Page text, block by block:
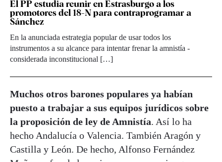
El PP estudia reunir en Estrasburgo a los
promotores del 18-N para contraprogramar a
Sánchez
En la anunciada estrategia popular de usar todos los
instrumentos a su alcance para intentar frenar la amnistía -
considerada inconstitucional […]
Muchos otros barones populares ya habían
puesto a trabajar a sus equipos jurídicos sobre
la proposición de ley de Amnistía. Así lo ha
hecho Andalucía o Valencia. También Aragón y
Castilla y León. De hecho, Alfonso Fernández